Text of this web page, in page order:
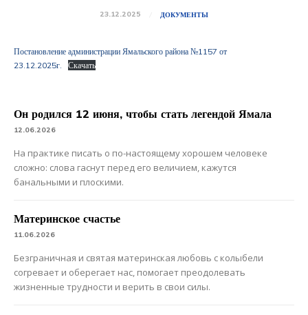
23.12.2025 ДОКУМЕНТЫ
Постановление администрации Ямальского района №1157 от
23.12.2025г.
Скачать
Он родился 12 июня, чтобы стать легендой Ямала
12.06.2026
На практике писать о по-настоящему хорошем человеке
сложно: слова гаснут перед его величием, кажутся
банальными и плоскими.
Материнское счастье
11.06.2026
Безграничная и святая материнская любовь с колыбели
согревает и оберегает нас, помогает преодолевать
жизненные трудности и верить в свои силы.